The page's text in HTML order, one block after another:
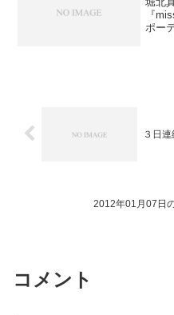
『
ポー
３日連
2012年01月07日
コメント